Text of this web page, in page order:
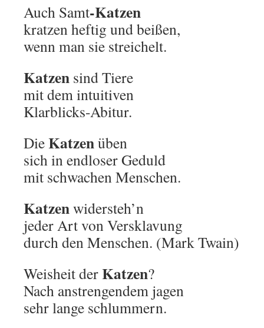
Auch Samt-Katzen
kratzen heftig und beißen,
wenn man sie streichelt.
Katzen sind Tiere
mit dem intuitiven
Klarblicks-Abitur.
DieKatzenüben
sich in endloser Geduld
mit schwachen Menschen.
Katzenwidersteh’n
jeder Art von Versklavung
durch den Menschen. (Mark Twain)
Weisheit derKatzen?
Nach anstrengendem jagen
sehr lange schlummern.